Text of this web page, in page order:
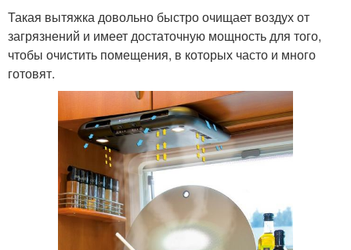
Такая вытяжка довольно быстро очищает воздух от
загрязнений и имеет достаточную мощность для того,
чтобы очистить помещения, в которых часто и много
готовят.